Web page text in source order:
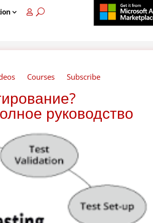
Courses Subscribe
руководство